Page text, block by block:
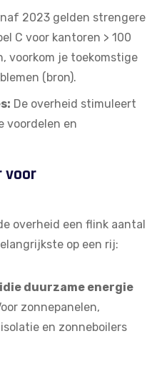
2023 gelden strengere
C voor kantoren > 100
voorkom je toekomstige
(bron).
De overheid stimuleert
voordelen en
voor
overheid een flink aantal
op een rij:
duurzame energie
zonnepanelen,
en zonneboilers